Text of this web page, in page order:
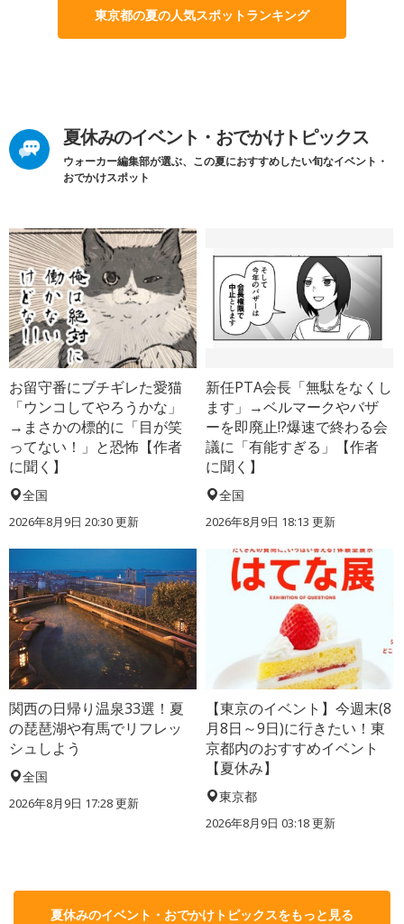
東京都の夏の人気スポットランキング
夏休みのイベント・おでかけトピックス
ウォーカー編集部が選ぶ、この夏におすすめしたい旬なイベント・
おでかけスポット
お留守番にブチギレた愛猫
「ウンコしてやろうかな」
→まさかの標的に「目が笑
ってない！」と恐怖【作者
に聞く】
全国
2026年8月9日 20:30更新
新任PTA会長「無駄をなくし
ます」→ベルマークやバザ
ーを即廃止!?爆速で終わる会
議に「有能すぎる」【作者
に聞く】
全国
2026年8月9日 18:13 更新
関西の日帰り温泉33選！夏
の琵琶湖や有馬でリフレッ
シュしよう
全国
2026年8月9日 17:28更新
【東京のイベント】今週末(8
月8日～9日)に行きたい！東
京都内のおすすめイベント
【夏休み】
東京都
2026年8月9日 03:18更新
夏休みのイベント・おでかけトピックスをもっと見る